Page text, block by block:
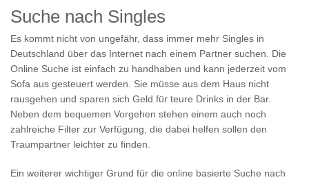
Suche nach Singles
Es kommt nicht von ungefähr, dass immer mehr Singles in
Deutschland über das Internet nach einem Partner suchen. Die
Online Suche ist einfach zu handhaben und kann jederzeit vom
Sofa aus gesteuert werden. Sie müsse aus dem Haus nicht
rausgehen und sparen sich Geld für teure Drinks in der Bar.
Neben dem bequemen Vorgehen stehen einem auch noch
zahlreiche Filter zur Verfügung, die dabei helfen sollen den
Traumpartner leichter zu finden.
Ein weiterer wichtiger Grund für die online basierte Suche nach